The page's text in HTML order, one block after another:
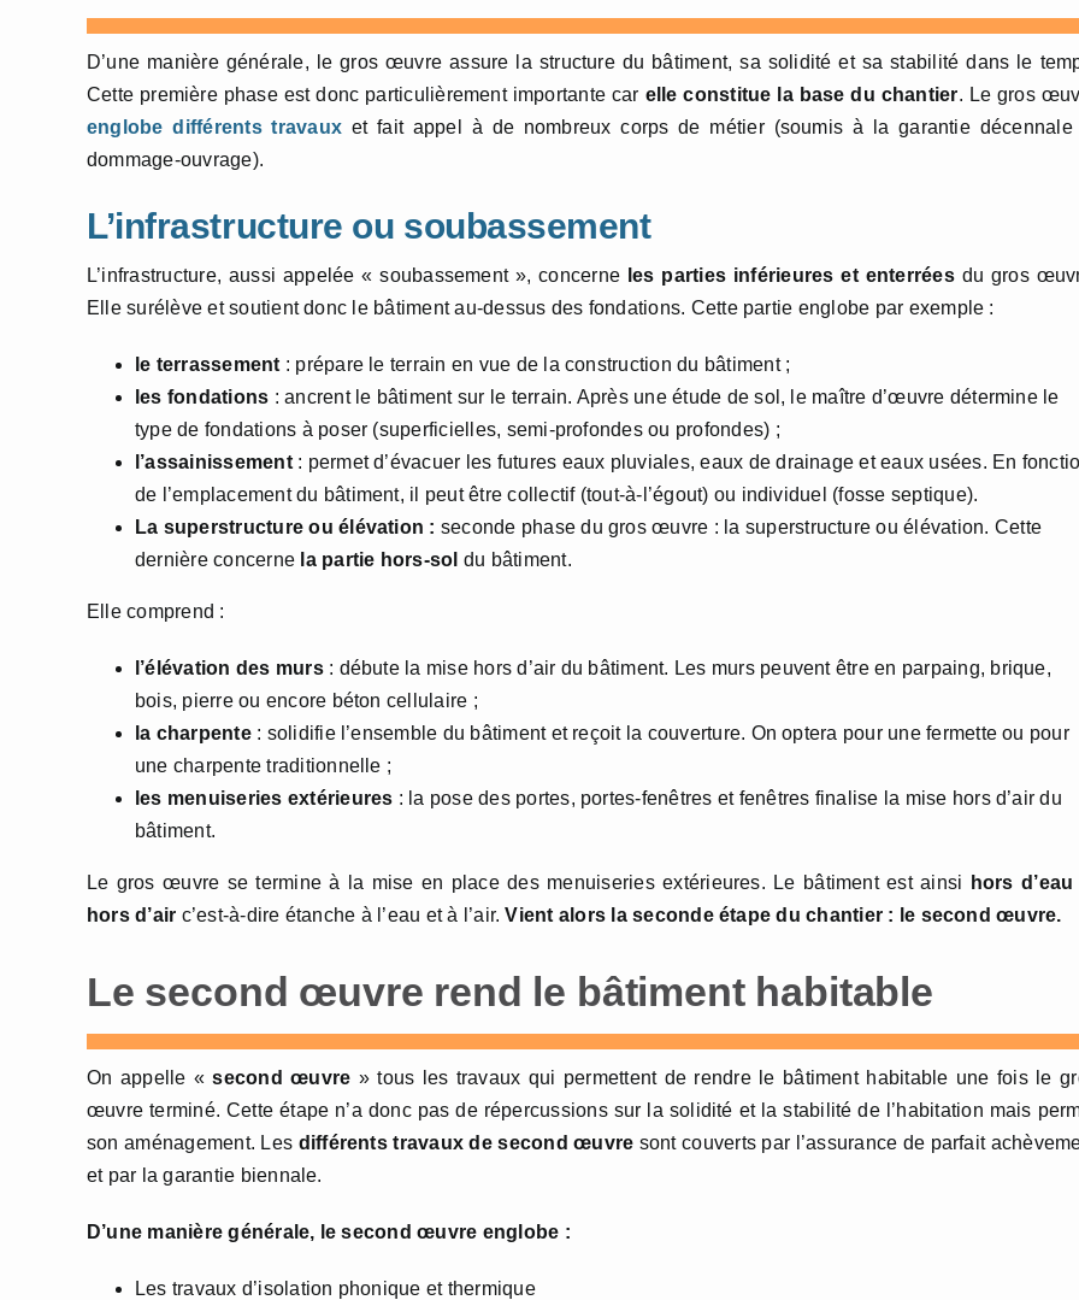
D’une manière générale, le gros œuvre assure la structure du bâtiment, sa solidité et sa stabilité dans le
Cette première phase est donc particulièrement importante car elle constitue la base du chantier. Le gros
englobe différents travaux et fait appel à de nombreux corps de métier (soumis à la garantie décennale
dommage-ouvrage).
L’infrastructure ou soubassement
L’infrastructure, aussi appelée « soubassement », concerne les parties inférieures et enterréesdu gros
Elle surélève et soutient donc le bâtiment au-dessus des fondations. Cette partie englobe par exemple :
le terrassement : prépare le terrain en vue de la construction du bâtiment ;
les fondations : ancrent le bâtiment sur le terrain. Après une étude de sol, le maître d’œuvre détermine le
type de fondations à poser (superficielles, semi-profondes ou profondes) ;
l’assainissement : permet d’évacuer les futures eaux pluviales, eaux de drainage et eaux usées. En
de l’emplacement du bâtiment, il peut être collectif (tout-à-l’égout) ou individuel (fosse septique).
La superstructure ou élévation : seconde phase du gros œuvre : la superstructure ou élévation. Cette
dernière concerne la partie hors-sol du bâtiment.
Elle comprend :
l’élévation des murs: débute la mise hors d’air du bâtiment. Les murs peuvent être en parpaing, brique,
bois, pierre ou encore béton cellulaire ;
la charpente: solidifie l’ensemble du bâtiment et reçoit la couverture. On optera pour une fermette ou pour
une charpente traditionnelle ;
les menuiseries extérieures : la pose des portes, portes-fenêtres et fenêtres finalise la mise hors d’air du
bâtiment.
Le gros œuvre se termine à la mise en place des menuiseries extérieures. Le bâtiment est ainsi
hors
hors d’air c’est-à-dire étanche à l’eau et à l’air. Vient alors la seconde étape du chantier : le second œuvre.
Le second œuvre rend le bâtiment habitable
On appelle «second œuvre » tous les travaux qui permettent de rendre le bâtiment habitable une fois le
œuvre terminé. Cette étape n’a donc pas de répercussions sur la solidité et la stabilité de l’habitation mais
son aménagement. Les différents travaux de second œuvre sont couverts par l’assurance de parfait
et par la garantie biennale.
D’une manière générale, le second œuvre englobe :
Les travaux d’isolation phonique et thermique